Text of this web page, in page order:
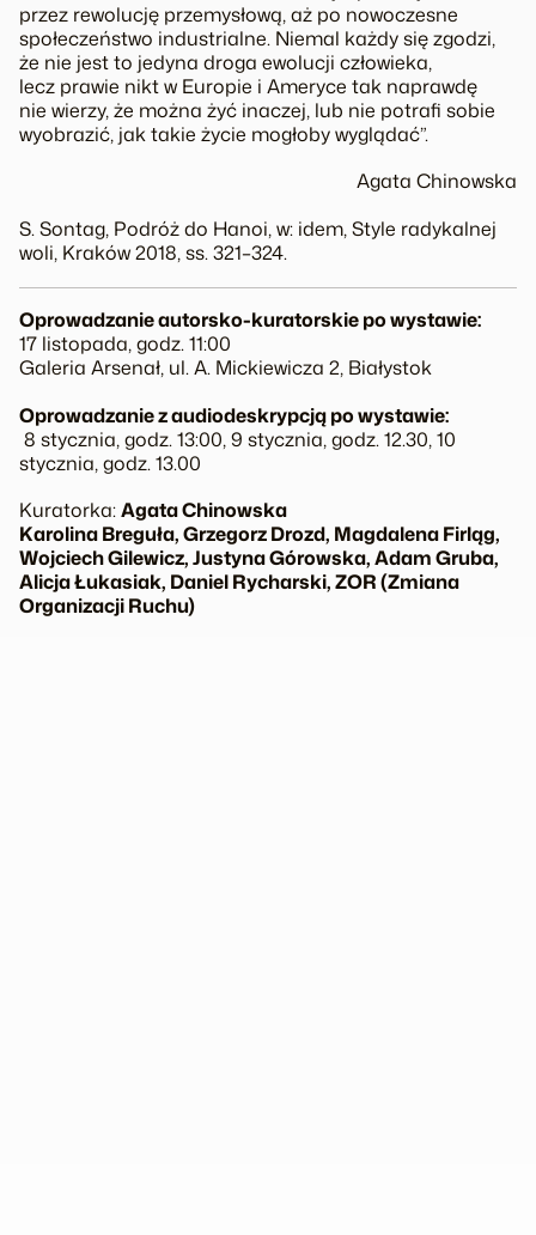
przez rewolucję przemysłową, aż po nowoczesne
społeczeństwo industrialne. Niemal każdy się zgodzi,
że nie jest to jedyna droga ewolucji człowieka,
lecz prawie nikt w Europie i Ameryce tak naprawdę
nie wierzy, że można żyć inaczej, lub nie potrafi sobie
wyobrazić, jak takie życie mogłoby wyglądać”.
Agata Chinowska
S. Sontag, Podróż do Hanoi, w: idem,Style radykalnej
woli, Kraków 2018, ss. 321–324.
Oprowadzanie autorsko-kuratorskie po wystawie:
17 listopada, godz. 11:00
Galeria Arsenał, ul. A. Mickiewicza 2, Białystok
Oprowadzanie z audiodeskrypcją po wystawie:
8 stycznia, godz. 13:00, 9 stycznia, godz. 12.30, 10
stycznia, godz. 13.00
Kuratorka:Agata Chinowska
Karolina Breguła, Grzegorz Drozd, Magdalena Firląg,
Wojciech Gilewicz, Justyna Górowska, Adam Gruba,
Alicja Łukasiak, Daniel Rycharski, ZOR (Zmiana
Organizacji Ruchu)